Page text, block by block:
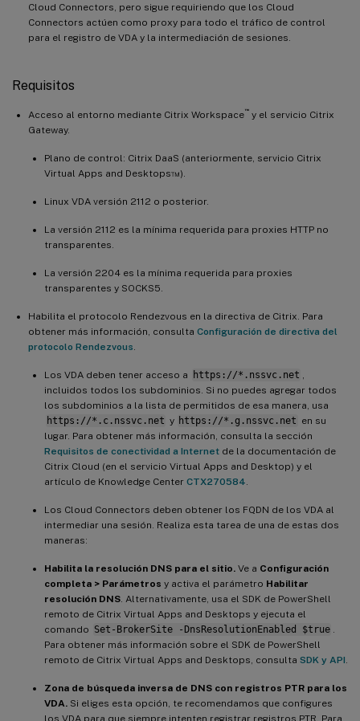
Cloud Connectors, pero sigue requiriendo que los Cloud
Connectors actúen como proxy para todo el tráfico de control
para el registro de VDA y la intermediación de sesiones.
Requisitos
Acceso al entorno mediante Citrix Workspace™ y el servicio Citrix
Gateway.
Plano de control: Citrix DaaS (anteriormente, servicio Citrix
Virtual Apps and Desktops™).
Linux VDA versión 2112 o posterior.
La versión 2112 es la mínima requerida para proxies HTTP no
transparentes.
La versión 2204 es la mínima requerida para proxies
transparentes y SOCKS5.
Habilita el protocolo Rendezvous en la directiva de Citrix. Para
obtener más información, consulta Configuración de directiva del
protocolo Rendezvous
Los VDA deben tener acceso a https://*.nssvc.net
incluidos todos los subdominios. Si no puedes agregar todos
los subdominios a la lista de permitidos de esa manera, usa
https://*.c.nssvc.net y https://*.g.nssvc.net en su
lugar. Para obtener más información, consulta la sección
Requisitos de conectividad a Internet de la documentación de
Citrix Cloud (en el servicio Virtual Apps and Desktop) y el
artículo de Knowledge Center CTX270584
Los Cloud Connectors deben obtener los FQDN de los VDA al
intermediar una sesión. Realiza esta tarea de una de estas dos
maneras:
Habilita la resolución DNS para el sitio. Ve a Configuración
completa > Parámetros y activa el parámetro Habilitar
resolución DNS . Alternativamente, usa el SDK de PowerShell
remoto de Citrix Virtual Apps and Desktops y ejecuta el
comando Set-BrokerSite -DnsResolutionEnabled $true
Para obtener más información sobre el SDK de PowerShell
remoto de Citrix Virtual Apps and Desktops, consulta SDK y API
Zona de búsqueda inversa de DNS con registros PTR para los
VDA. Si eliges esta opción, te recomendamos que configures
los VDA para que siempre intenten registrar registros PTR. Para